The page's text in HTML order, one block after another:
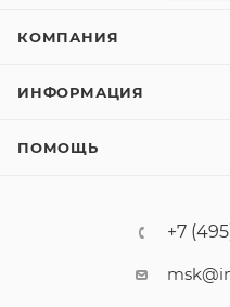
КОМПАНИЯ
ИНФОРМАЦИЯ
ПОМОЩЬ
+7